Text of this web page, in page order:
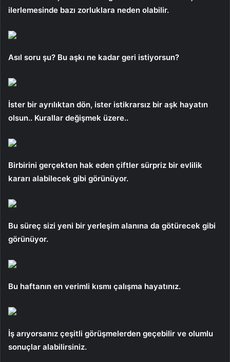
ilerlemesinde bazı zorluklara neden olabilir.
Asıl soru şu? Bu aşkı ne kadar geri istiyorsun?
İster bir ayrılıktan dön, ister istikrarsız bir aşk hayatın
olsun.. Kurallar değişmek üzere..
Birbirini gerçekten hak eden çiftler sürpriz bir evlilik
kararı alabilecek gibi görünüyor.
Bu süreç sizi yeni bir yerleşim alanına da götürecek gibi
görünüyor.
Bu haftanın en verimli kısmı çalışma hayatınız.
İş arıyorsanız çeşitli görüşmelerden geçebilir ve olumlu
sonuçlar alabilirsiniz.